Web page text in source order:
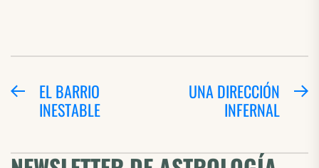
NAVEGACIÓN
Entrada
anterior:
EL BARRIO
INESTABLE
UNA DIRECCIÓN
INFERNAL